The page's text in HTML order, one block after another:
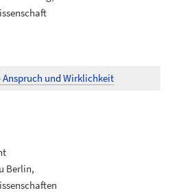
und Wirklichkeit
Berlin,